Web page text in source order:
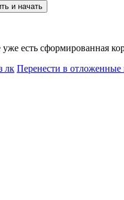
и начать
есть сформированная
лк Перенести в отложенные